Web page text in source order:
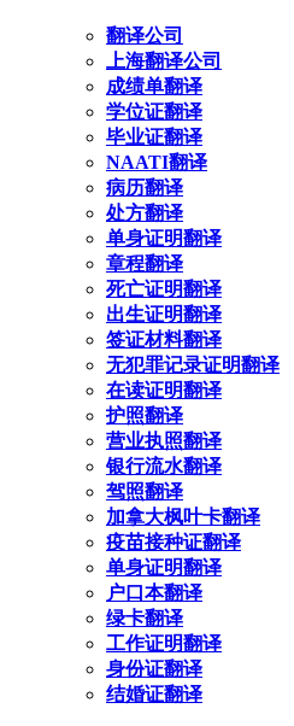
翻译公司
上海翻译公司
成绩单翻译
学位证翻译
毕业证翻译
NAATI翻译
病历翻译
处方翻译
单身证明翻译
章程翻译
死亡证明翻译
出生证明翻译
签证材料翻译
无犯罪记录证明翻译
在读证明翻译
护照翻译
营业执照翻译
银行流水翻译
驾照翻译
加拿大枫叶卡翻译
疫苗接种证翻译
单身证明翻译
户口本翻译
绿卡翻译
工作证明翻译
身份证翻译
结婚证翻译